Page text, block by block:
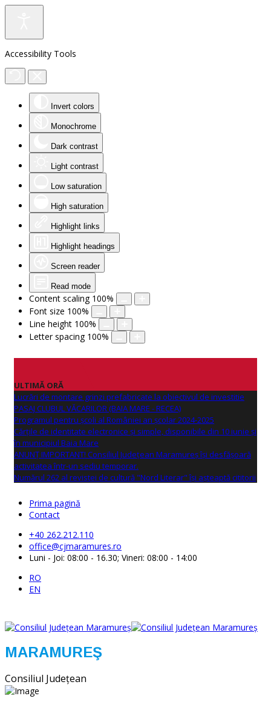
Accessibility Tools
Invert colors
Monochrome
Dark contrast
Light contrast
Low saturation
High saturation
Highlight links
Highlight headings
Screen reader
Read mode
Content scaling 100%
Font size 100%
Line height 100%
Letter spacing 100%
ULTIMĂ ORĂ
Lucrări de montare grinzi prefabricate la obiectivul de investitie
PASAJ CLUBUL VĂCARILOR (BAIA MARE - RECEA)
Programul pentru școli al României an școlar 2024-2025
Cărțile de identitate electronice și simple, disponibile din 10 iunie și
în municipiul Baia Mare
ANUNŢ IMPORTANT! Consiliul Județean Maramureș își desfășoară
activitatea într-un sediu temporar.
Numărul 262 al revistei de cultură "Nord Literar" își așteaptă cititorii
Prima pagină
Contact
+40 262.212.110
office@cjmaramures.ro
Luni - Joi: 08:00 - 16.30; Vineri: 08:00 - 14:00
RO
EN
MARAMUREŞ
Consiliul Judeţean